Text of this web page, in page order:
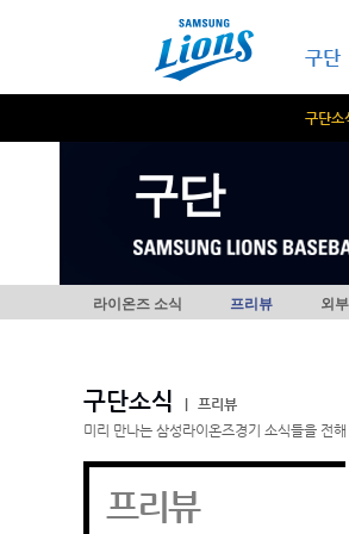
구단
구단소
구단
라이온즈 소식 프리뷰 외
구단소식
프리뷰
미리 만나는 삼성라이온즈경기 소식들을 전해
프리뷰